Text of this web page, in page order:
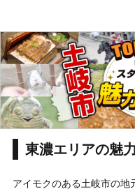
東濃エリアの魅
アイモクのある土岐市の地